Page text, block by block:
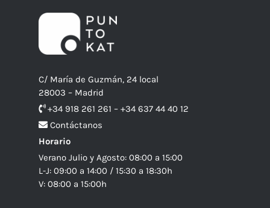
C/ María de Guzmán, 24 local
28003 – Madrid
+34 918 261 261 – +34 637 44 40 12
Contáctanos
Horario
Verano Julio y Agosto: 08:00 a 15:00
L-J: 09:00 a 14:00 / 15:30 a 18:30h
V: 08:00 a 15:00h